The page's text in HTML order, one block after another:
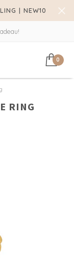
| NEW10
0
RING